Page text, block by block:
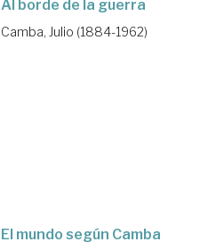
Al borde de la guerra
Camba, Julio (1884-1962)
El mundo según Camba